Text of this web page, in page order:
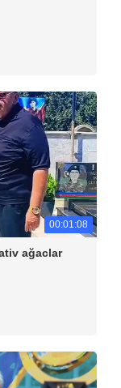
00:01:08
ağaclar